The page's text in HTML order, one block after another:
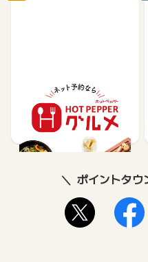
【ホットペッパーグル
メ】レストラン予約
85
ポイントタウ